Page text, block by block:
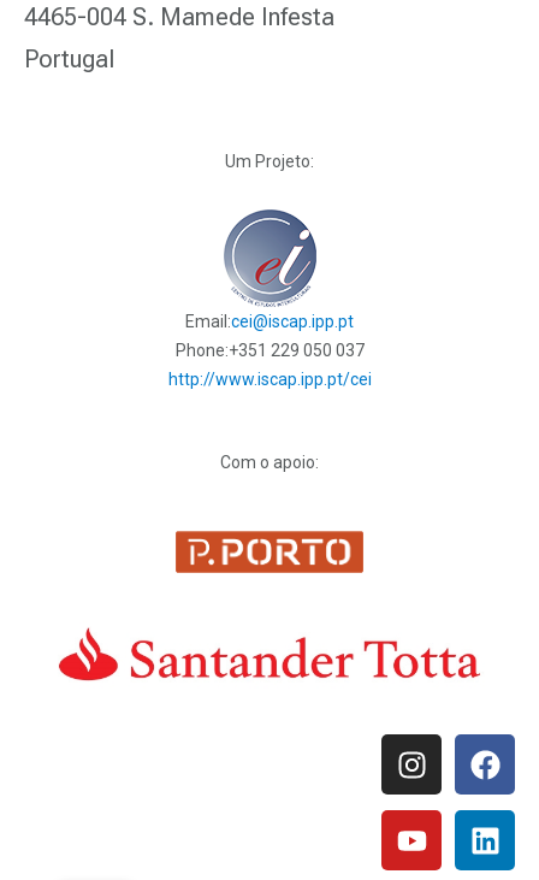
4465-004 S. Mamede Infesta
Portugal
Um Projeto:
Email:cei@iscap.ipp.pt
Phone:+351 229 050 037
http://www.iscap.ipp.pt/cei
Com o apoio: